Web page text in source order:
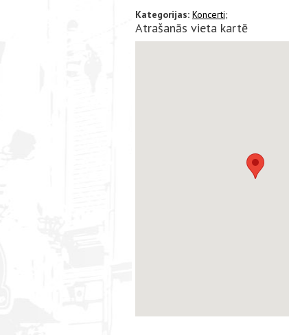
Kategorijas: Koncerti;
Atrašanās vieta kartē